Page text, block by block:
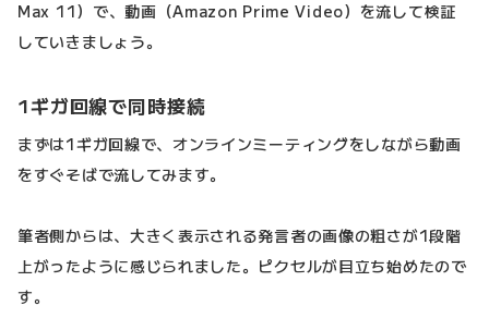
Max 11）で、動画（Amazon Prime Video）を流して検証
していきましょう。
1ギガ回線で同時接続
まずは1ギガ回線で、オンラインミーティングをしながら動画
をすぐそばで流してみます。
筆者側からは、大きく表示される発言者の画像の粗さが1段階
上がったように感じられました。ピクセルが目立ち始めたので
す。